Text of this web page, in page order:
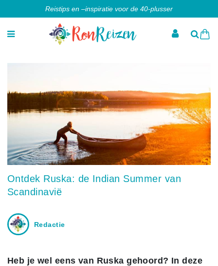
Reistips en –inspiratie voor de 40-plusser
Ontdek Ruska: de Indian Summer van
Scandinavië
Redactie
Heb je wel eens van Ruska gehoord? In deze